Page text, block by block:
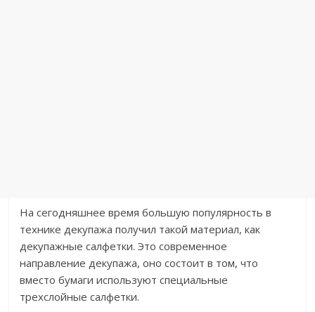
На сегодняшнее время большую популярность в
технике декупажа получил такой материал, как
декупажные салфетки. Это современное
направление декупажа, оно состоит в том, что
вместо бумаги используют специальные
трехслойные салфетки.